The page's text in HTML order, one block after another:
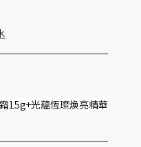
15g+光蘊恆璨煥亮精華